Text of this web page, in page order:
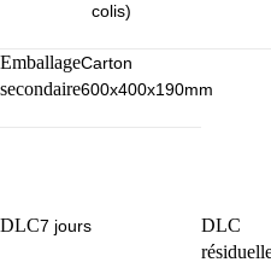
colis)
Emballage
secondaire
Carton
600x400x190mm
DLC7 jours
DLC